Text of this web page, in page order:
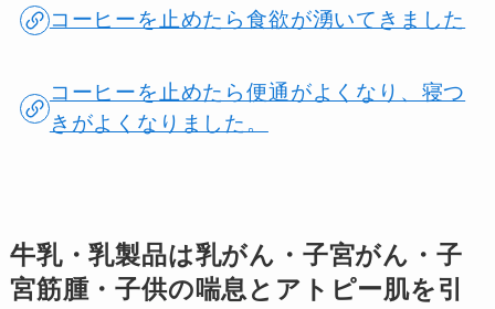
コーヒーを止めたら食欲が湧いてきました
コーヒーを止めたら便通がよくなり、寝つ
きがよくなりました。
牛乳・乳製品は乳がん・子宮がん・子
宮筋腫・子供の喘息とアトピー肌を引